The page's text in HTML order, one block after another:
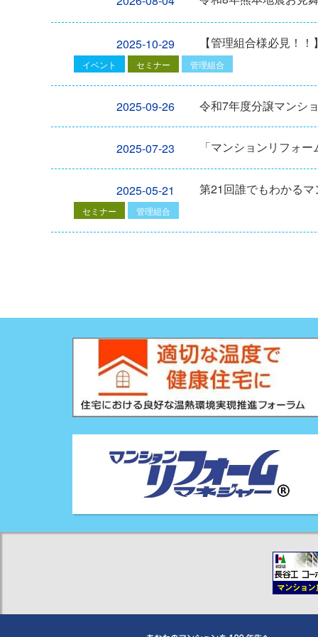
2025-10-29 【管理組合様必見！
イベント セミナー 管理組合
2025-09-26 令和7年度分譲マンシ
2025-07-23 「マンションリフォ
2025-05-21 第21回誰でもわかる
セミナー 管理組合